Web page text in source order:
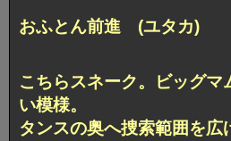
おふとん前進 (ユタカ)
こちらスネーク。ビッグマ
い模様。
タンスの奥へ捜索範囲を